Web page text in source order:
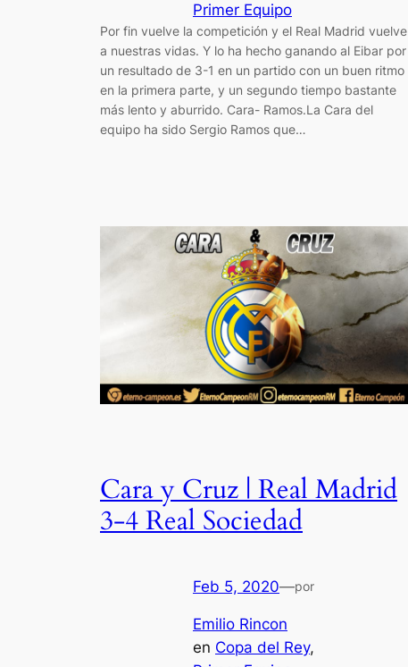
Primer Equipo
Por fin vuelve la competición y el Real Madrid vuelve
a nuestras vidas. Y lo ha hecho ganando al Eibar por
un resultado de 3-1 en un partido con un buen ritmo
en la primera parte, y un segundo tiempo bastante
más lento y aburrido. Cara- Ramos.La Cara del
equipo ha sido Sergio Ramos que…
Cara y Cruz | Real Madrid
3-4 Real Sociedad
Feb 5, 2020—por
Emilio Rincon
en Copa del Rey